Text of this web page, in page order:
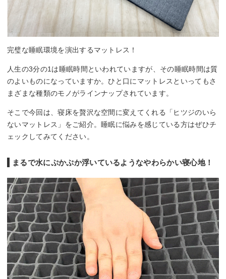
完璧な睡眠環境を演出するマットレス！
人生の3分の1は睡眠時間といわれていますが、その睡眠時間は質
のよいものになっていますか。ひと口にマットレスといってもさ
まざまな種類のモノがラインナップされています。
そこで今回は、寝床を贅沢な空間に変えてくれる「ヒツジのいら
ないマットレス」をご紹介。睡眠に悩みを感じている方はぜひチ
ェックしてみてください。
まるで水にぷかぷか浮いているようなやわらかい寝心地！